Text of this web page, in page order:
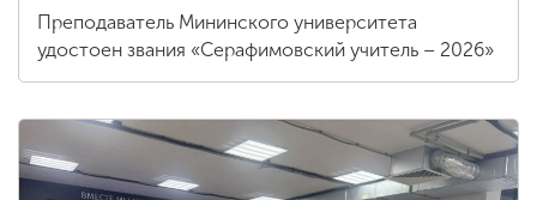
Преподаватель Мининского университета
удостоен звания «Серафимовский учитель – 2026»